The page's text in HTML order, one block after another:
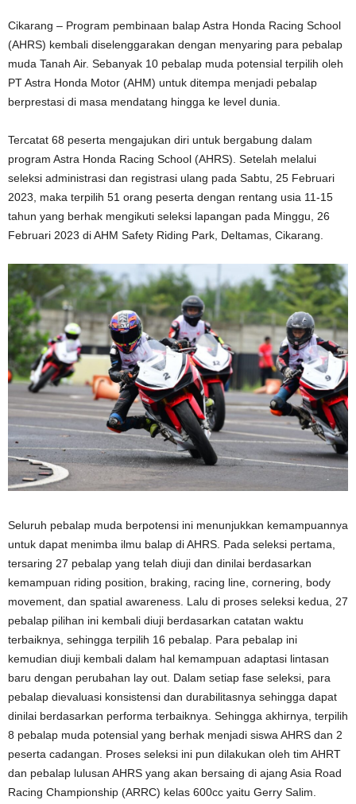
Cikarang – Program pembinaan balap Astra Honda Racing School
(AHRS) kembali diselenggarakan dengan menyaring para pebalap
muda Tanah Air. Sebanyak 10 pebalap muda potensial terpilih oleh
PT Astra Honda Motor (AHM) untuk ditempa menjadi pebalap
berprestasi di masa mendatang hingga ke level dunia.
Tercatat 68 peserta mengajukan diri untuk bergabung dalam
program Astra Honda Racing School (AHRS). Setelah melalui
seleksi administrasi dan registrasi ulang pada Sabtu, 25 Februari
2023, maka terpilih 51 orang peserta dengan rentang usia 11-15
tahun yang berhak mengikuti seleksi lapangan pada Minggu, 26
Februari 2023 di AHM Safety Riding Park, Deltamas, Cikarang.
Seluruh pebalap muda berpotensi ini menunjukkan kemampuannya
untuk dapat menimba ilmu balap di AHRS. Pada seleksi pertama,
tersaring 27 pebalap yang telah diuji dan dinilai berdasarkan
kemampuan riding position, braking, racing line, cornering, body
movement, dan spatial awareness. Lalu di proses seleksi kedua, 27
pebalap pilihan ini kembali diuji berdasarkan catatan waktu
terbaiknya, sehingga terpilih 16 pebalap. Para pebalap ini
kemudian diuji kembali dalam hal kemampuan adaptasi lintasan
baru dengan perubahan lay out. Dalam setiap fase seleksi, para
pebalap dievaluasi konsistensi dan durabilitasnya sehingga dapat
dinilai berdasarkan performa terbaiknya. Sehingga akhirnya, terpilih
8 pebalap muda potensial yang berhak menjadi siswa AHRS dan 2
peserta cadangan. Proses seleksi ini pun dilakukan oleh tim AHRT
dan pebalap lulusan AHRS yang akan bersaing di ajang Asia Road
Racing Championship (ARRC) kelas 600cc yaitu Gerry Salim.